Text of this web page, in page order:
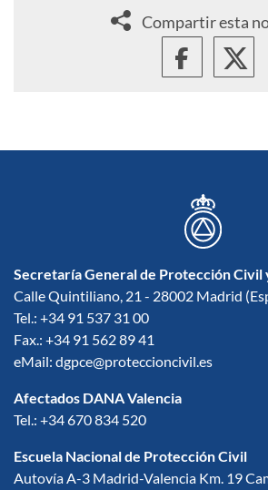
Compartir esta
Secretaría General de Protección Civil
Calle Quintiliano, 21 - 28002 Madrid
Tel.: +34 91 537 31 00
Fax.: +34 91 562 89 41
eMail: dgpce@proteccioncivil.es
Afectados DANA Valencia
Tel.: +34 670 834 520
Escuela Nacional de Protección Civil
Autovía A-3 Madrid-Valencia Km. 19